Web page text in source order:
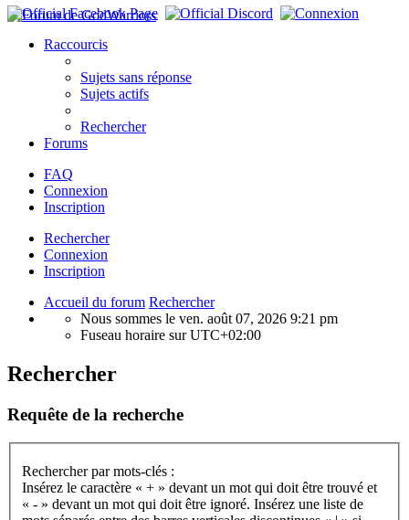
Raccourcis
Sujets sans réponse
Sujets actifs
Rechercher
Forums
FAQ
Connexion
Inscription
Rechercher
Connexion
Inscription
Accueil du forum Rechercher
Nous sommes le ven. août 07, 2026 9:21 pm
Fuseau horaire surUTC+02:00
Rechercher
Requête de la recherche
Rechercher par mots-clés :
Insérez le caractère « + » devant un mot qui doit être trouvé et
« - » devant un mot qui doit être ignoré. Insérez une liste de